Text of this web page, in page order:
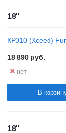
18''
КР010 (Xceed)
18 890 руб.
нет
В
18''